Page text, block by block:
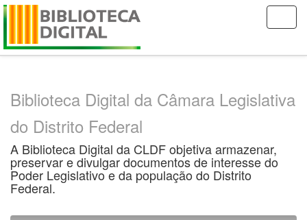
Skip
Biblioteca Digital da Câmara Legislativa
do Distrito Federal
A Biblioteca Digital da CLDF objetiva armazenar,
preservar e divulgar documentos de interesse do
Poder Legislativo e da população do Distrito
Federal.